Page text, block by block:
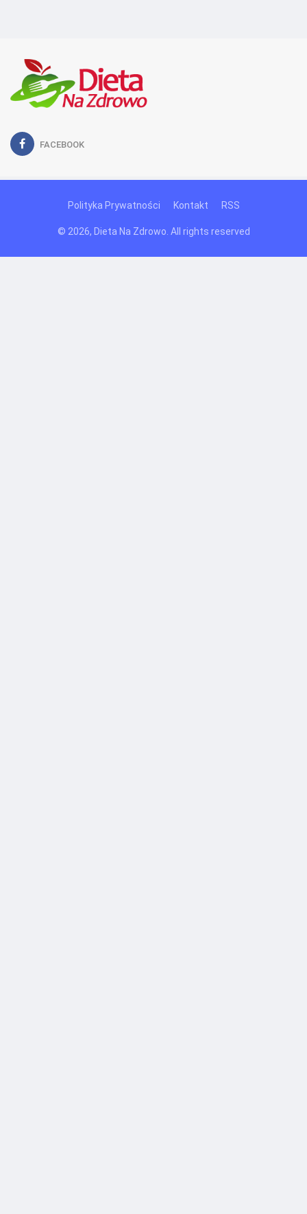
FACEBOOK
Polityka Prywatności Kontakt RSS
© 2026, Dieta Na Zdrowo. All rights reserved